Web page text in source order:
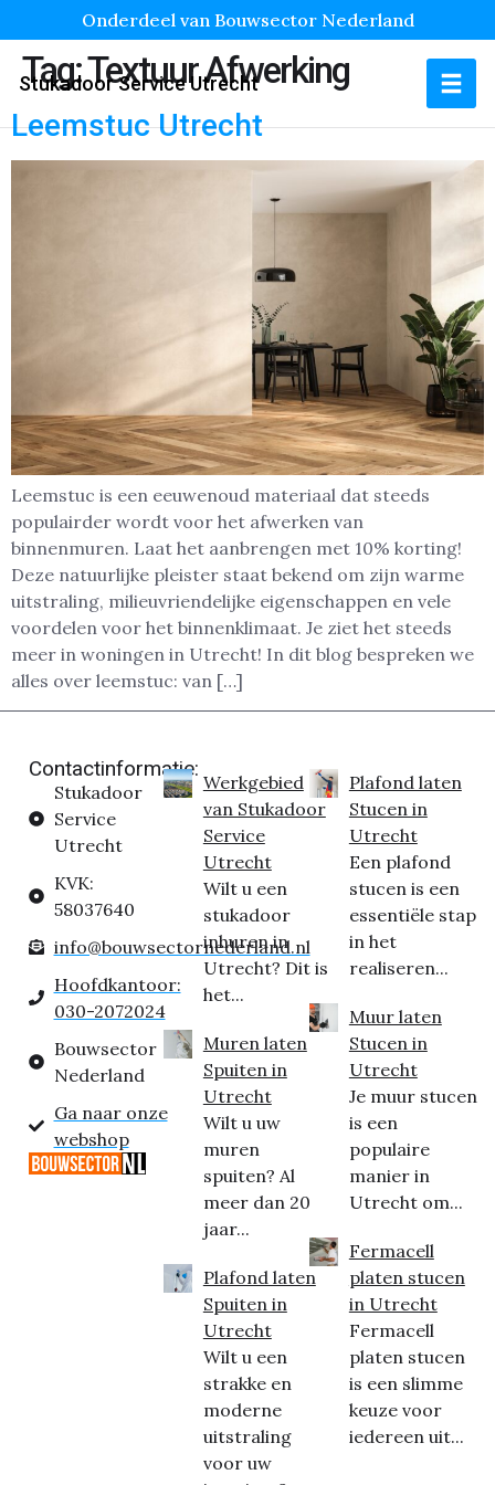
Onderdeel van Bouwsector Nederland
Stukadoor Service Utrecht
Tag:Textuur Afwerking
Leemstuc Utrecht
Leemstuc is een eeuwenoud materiaal dat steeds
populairder wordt voor het afwerken van
binnenmuren. Laat het aanbrengen met 10% korting!
Deze natuurlijke pleister staat bekend om zijn warme
uitstraling, milieuvriendelijke eigenschappen en vele
voordelen voor het binnenklimaat. Je ziet het steeds
meer in woningen in Utrecht! In dit blog bespreken we
alles over leemstuc: van […]
Contactinformatie:
Stukadoor
Service
Utrecht
KVK:
58037640
info@bouwsectornederland.nl
Hoofdkantoor:
030-2072024
Bouwsector
Nederland
Ga naar onze
webshop
Werkgebied
van Stukadoor
Service
Utrecht
Wilt u een
stukadoor
inhuren in
Utrecht? Dit is
het...
Muren laten
Spuiten in
Utrecht
Wilt u uw
muren
spuiten? Al
meer dan 20
jaar...
Plafond laten
Spuiten in
Utrecht
Wilt u een
strakke en
moderne
uitstraling
voor uw
Plafond laten
Stucen in
Utrecht
Een plafond
stucen is een
essentiële stap
in het
realiseren...
Muur laten
Stucen in
Utrecht
Je muur stucen
is een
populaire
manier in
Utrecht om...
Fermacell
platen stucen
in Utrecht
Fermacell
platen stucen
is een slimme
keuze voor
iedereen uit...